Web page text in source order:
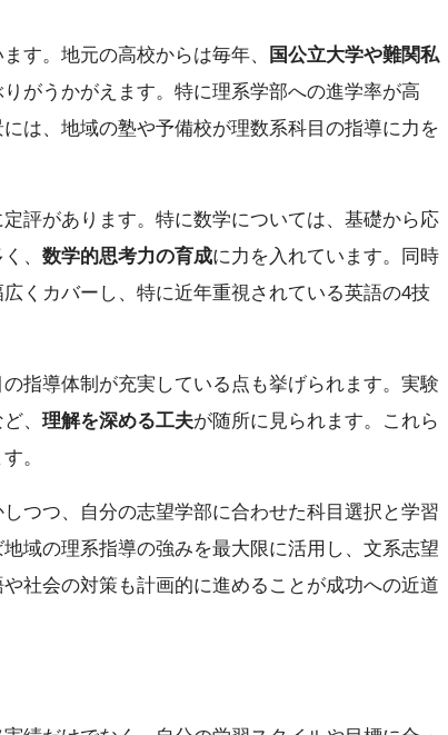
す。地元の高校からは毎年、
国公立大学や難関私
がうかがえます。特に理系学部への進学率が高
は、地域の塾や予備校が理数系科目の指導に力を
評があります。特に数学については、基礎から応
、 数学的思考力の育成に力を入れています。同時
広くカバーし、特に近年重視されている英語の4技
指導体制が充実している点も挙げられます。実験
、 理解を深める工夫が随所に見られます。これら
。
つつ、自分の志望学部に合わせた科目選択と学習
域の理系指導の強みを最大限に活用し、文系志望
社会の対策も計画的に進めることが成功への近道